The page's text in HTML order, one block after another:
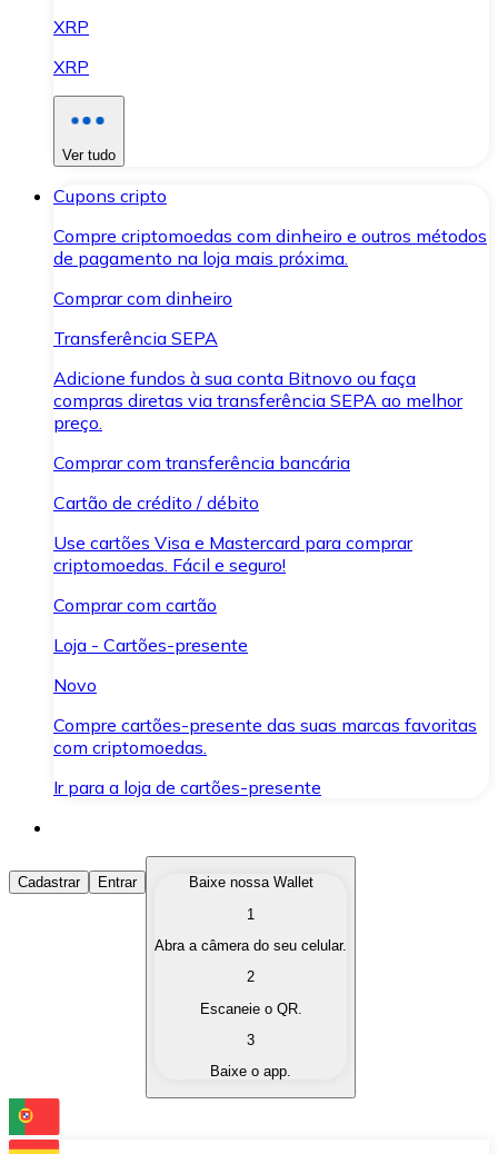
XRP
XRP
Ver tudo
Cupons cripto
Compre criptomoedas com dinheiro e outros métodos
de pagamento na loja mais próxima.
Comprar com dinheiro
Transferência SEPA
Adicione fundos à sua conta Bitnovo ou faça
compras diretas via transferência SEPA ao melhor
preço.
Comprar com transferência bancária
Cartão de crédito / débito
Use cartões Visa e Mastercard para comprar
criptomoedas. Fácil e seguro!
Comprar com cartão
Loja - Cartões-presente
Novo
Compre cartões-presente das suas marcas favoritas
com criptomoedas.
Ir para a loja de cartões-presente
Comprar Criptomoedas
Compre as criptomoedas de seu interesse de forma
Converta suas criptomoedas em moeda fiduciária
Troque uma criptomoeda por outra
Cadastrar Entrar
Baixe nossa Wallet
1
Abra a câmera do seu celular.
2
Escaneie o QR.
3
Baixe o app.